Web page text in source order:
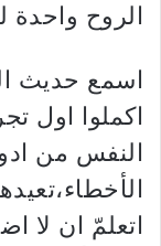
الروح واحدة
اسمع حديث
اكملوا اول
النفس من
اتعلمّ ان لا